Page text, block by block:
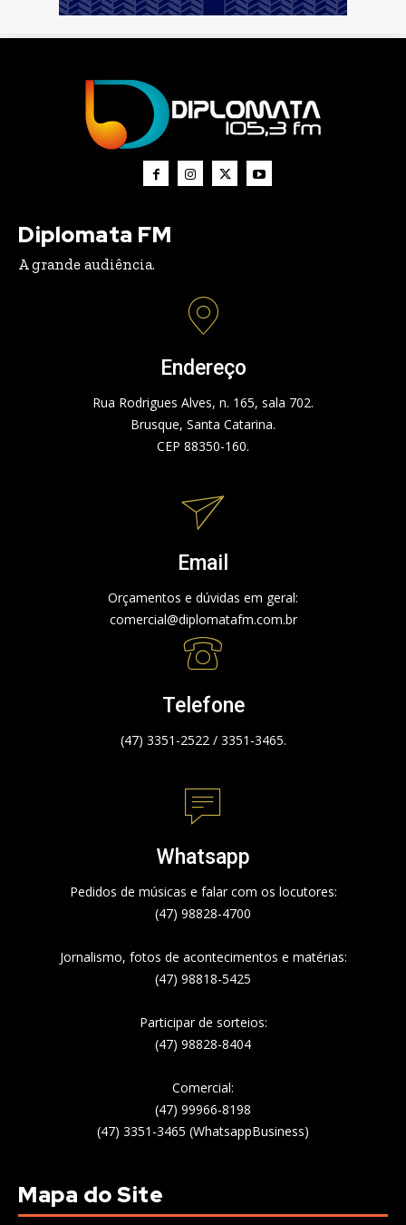
Diplomata FM
A grande audiência.
Endereço
Rua Rodrigues Alves, n. 165, sala 702.
Brusque, Santa Catarina.
CEP 88350-160.
Email
Orçamentos e dúvidas em geral:
comercial@diplomatafm.com.br
Telefone
(47) 3351-2522 / 3351-3465.
Whatsapp
Pedidos de músicas e falar com os locutores:
(47) 98828-4700
Jornalismo, fotos de acontecimentos e matérias:
(47) 98818-5425
Participar de sorteios:
(47) 98828-8404
Comercial:
(47) 99966-8198
(47) 3351-3465 (WhatsappBusiness)
Mapa do Site